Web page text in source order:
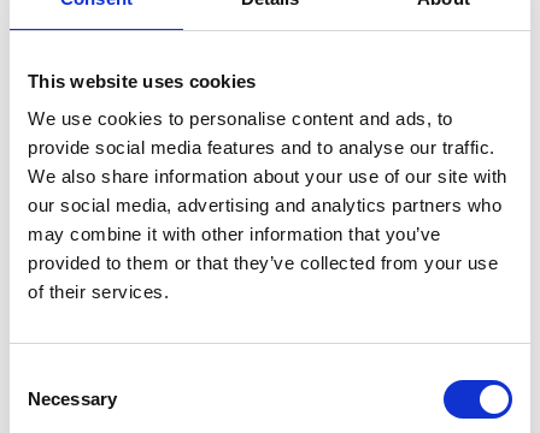
This website uses cookies
We use cookies to personalise content and ads, to
provide social media features and to analyse our traffic.
We also share information about your use of our site with
our social media, advertising and analytics partners who
may combine it with other information that you’ve
provided to them or that they’ve collected from your use
of their services.
Selection
Necessary
Teltplads
Fiskesøer